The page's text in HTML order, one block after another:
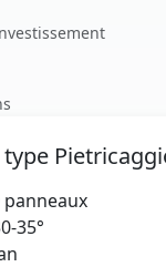
panneaux
35°